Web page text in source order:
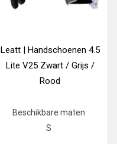
Leatt | Handschoenen 4.5
Lite V25 Zwart / Grijs /
Rood
Beschikbare maten
S